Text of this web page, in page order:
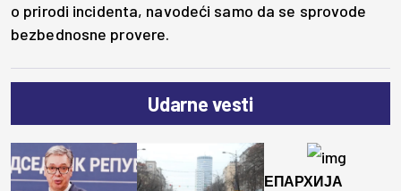
o prirodi incidenta, navodeći samo da se sprovode
bezbednosne provere.
Udarne vesti
ЕПАРХИЈА